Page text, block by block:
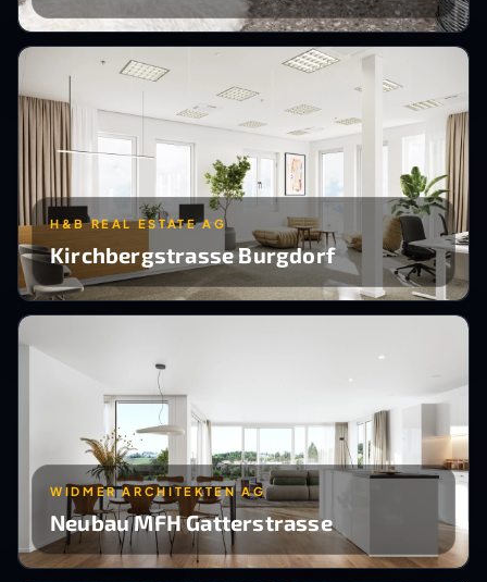
H&B REAL ESTATE AG
Kirchbergstrasse Burgdorf
WIDMER ARCHITEKTEN AG
Neubau MFH Gatterstrasse